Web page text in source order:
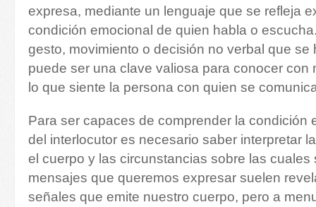
expresa, mediante un lenguaje que se refleja
condición emocional de quien habla o
gesto, movimiento o decisión no verbal que se
puede ser una clave valiosa para conocer con
lo que siente la persona con quien se
Para ser capaces de comprender la condición
del interlocutor es necesario saber interpretar
el cuerpo y las circunstancias sobre las cuales
mensajes que queremos expresar suelen
señales que emite nuestro cuerpo, pero a